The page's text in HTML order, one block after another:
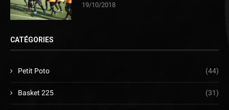
19/10/2018
CATÉGORIES
Petit Poto (44)
Basket 225 (31)